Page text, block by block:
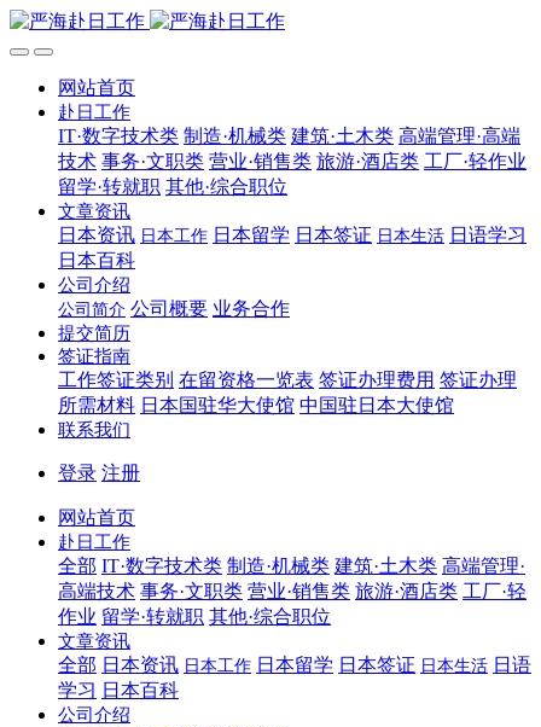
网站首页
赴日工作
IT·数字技术类 制造·机械类 建筑·土木类 高端管理·高端
技术 事务·文职类 营业·销售类 旅游·酒店类 工厂·轻作业
留学·转就职 其他·综合职位
文章资讯
日本资讯 日本工作 日本留学 日本签证 日本生活 日语学习
日本百科
公司介绍
公司简介 公司概要 业务合作
提交简历
签证指南
工作签证类别 在留资格一览表 签证办理费用 签证办理
所需材料 日本国驻华大使馆 中国驻日本大使馆
联系我们
登录 注册
网站首页
赴日工作
全部 IT·数字技术类 制造·机械类 建筑·土木类 高端管理·
高端技术 事务·文职类 营业·销售类 旅游·酒店类 工厂·轻
作业 留学·转就职 其他·综合职位
文章资讯
全部 日本资讯 日本工作 日本留学 日本签证 日本生活 日语
学习 日本百科
公司介绍